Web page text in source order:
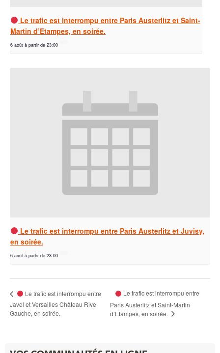
Le trafic est interrompu entre Paris Austerlitz et Saint-
Martin d’Etampes, en soirée.
6 août à partir de 23:00
Le trafic est interrompu entre Paris Austerlitz et Juvisy,
en soirée.
6 août à partir de 23:00
Le trafic est interrompu entre
Javel et Versailles Château Rive
Gauche, en soirée.
Le trafic est interrompu entre
Paris Austerlitz et Saint-Martin
d’Etampes, en soirée.